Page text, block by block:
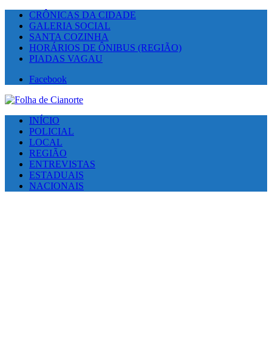
CRÔNICAS DA CIDADE
GALERIA SOCIAL
SANTA COZINHA
HORÁRIOS DE ÔNIBUS (REGIÃO)
PIADAS VAGAU
Facebook
INÍCIO
POLICIAL
LOCAL
REGIÃO
ENTREVISTAS
ESTADUAIS
NACIONAIS